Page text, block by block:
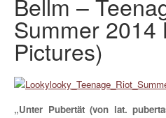
Summer 2014
Pictures)
„Unter Pubertät (von lat.